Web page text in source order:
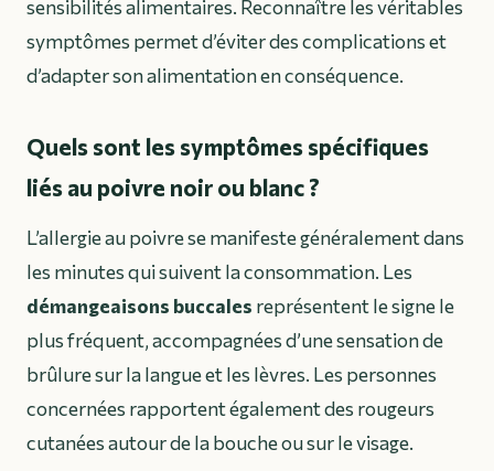
sensibilités alimentaires. Reconnaître les véritables
symptômes permet d’éviter des complications et
d’adapter son alimentation en conséquence.
Quels sont les symptômes spécifiques
liés au poivre noir ou blanc ?
L’allergie au poivre se manifeste généralement dans
les minutes qui suivent la consommation. Les
démangeaisons buccales représentent le signe le
plus fréquent, accompagnées d’une sensation de
brûlure sur la langue et les lèvres. Les personnes
concernées rapportent également desrougeurs
cutanéesautour de la bouche ou sur le visage.